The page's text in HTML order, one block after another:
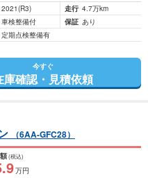
2021(R3) 走行 4.7万km
車検整備付 保証 あり
定期点検整備有
今すぐ
庫確認・見積依頼
（6AA-GFC28）
(税込)
.9万円